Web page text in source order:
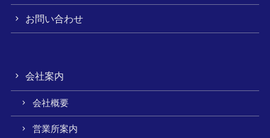
お問い合わせ
会社案内
会社概要
営業所案内